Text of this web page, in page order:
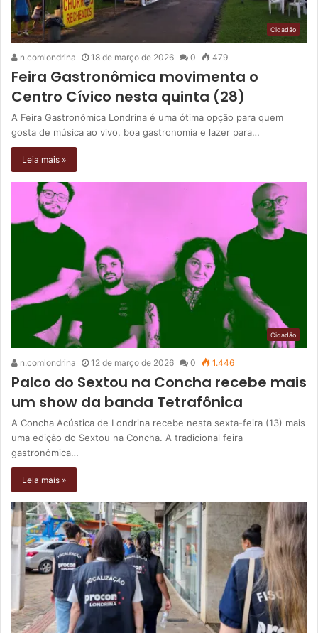
Cidadão
n.comlondrina 18 de março de 2026 0 479
Feira Gastronômica movimenta o
Centro Cívico nesta quinta (28)
A Feira Gastronômica Londrina é uma ótima opção para quem
gosta de música ao vivo, boa gastronomia e lazer para…
Leia mais »
Cidadão
n.comlondrina 12 de março de 2026 0 1.446
Palco do Sextou na Concha recebe mais
um show da banda Tetrafônica
A Concha Acústica de Londrina recebe nesta sexta-feira (13) mais
uma edição do Sextou na Concha. A tradicional feira
gastronômica…
Leia mais »